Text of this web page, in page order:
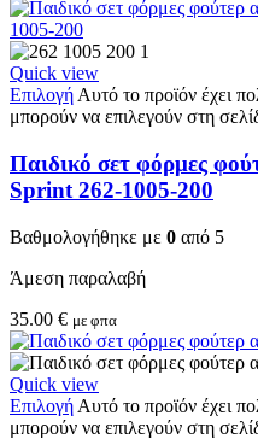
Quick view
Επιλογή Αυτό το προϊόν έχει
μπορούν να επιλεγούν στη
Παιδικό σετ φόρμες
Sprint 262-1005-200
Βαθμολογήθηκε με 0 από 5
Άμεση παραλαβή
35.00 € με φπα
Quick view
Επιλογή Αυτό το προϊόν έχει
μπορούν να επιλεγούν στη